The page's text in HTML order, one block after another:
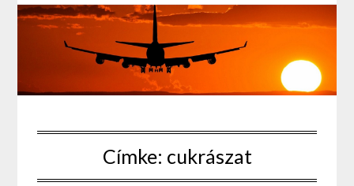
Címke: cukrászat